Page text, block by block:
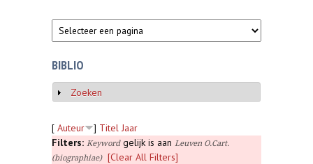
BIBLIO
Weergeven
Zoeken
[ Auteur ] Titel Jaar
Filters: Keywordgelijk is aan Leuven O.Cart.
(biographiae)
[Clear All Filters]